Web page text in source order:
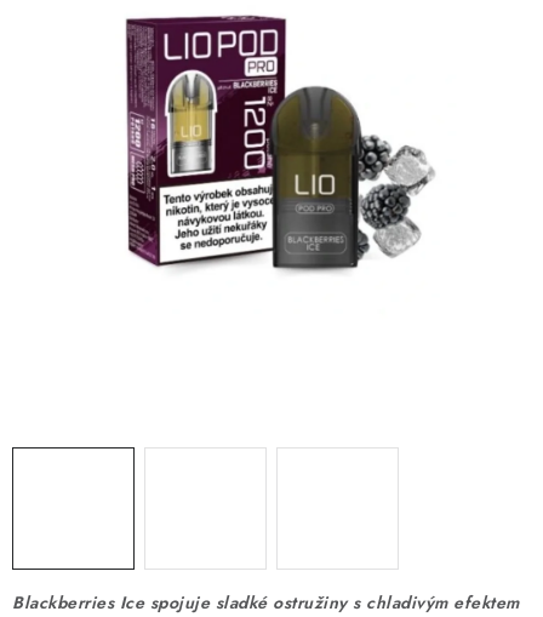
NIKOTINOVÉ SÁČKY
DÁRKOVÉ VOUCHERY
ATOMIZÉRY A CARTRIDGE
BATERIE A NABÍJEČKY
Blackberries Ice spojuje sladké ostružiny s chladivým efektem